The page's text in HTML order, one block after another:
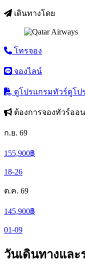
เดินทางโดย
โทรจอง
จองไลน์
ดูโปรแกรมทัวร์ดูโป
ต้องการจองทัวร์ออ
ก.ย. 69
155,900฿
18-26
ต.ค. 69
145,900฿
01-09
วันเดินทางและ